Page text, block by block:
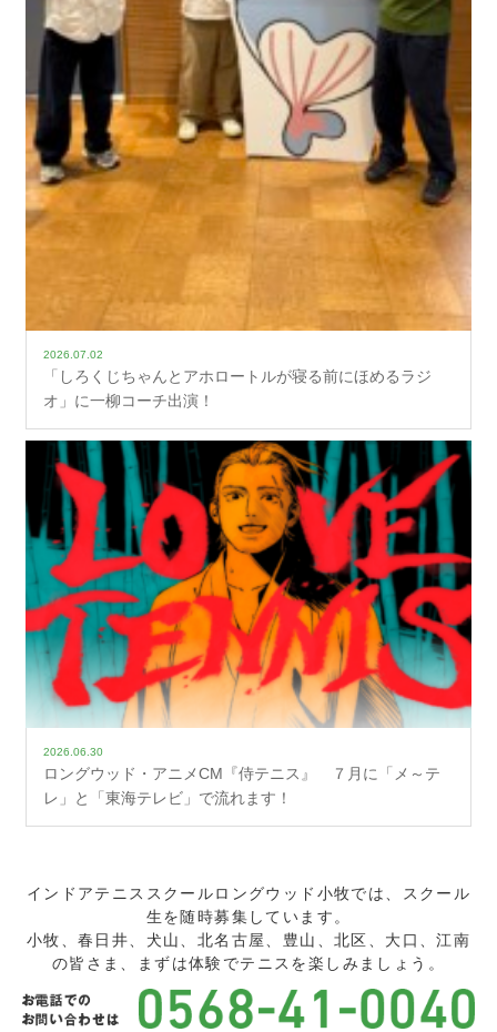
2026.07.02
「しろくじちゃんとアホロートルが寝る前にほめるラジ
オ」に一柳コーチ出演！
2026.06.30
ロングウッド・アニメCM『侍テニス』 ７月に「メ～テ
レ」と「東海テレビ」で流れます！
インドアテニススクールロングウッド小牧では、スクール
生を随時募集しています。
小牧、春日井、犬山、北名古屋、豊山、北区、大口、江南
の皆さま、まずは体験でテニスを楽しみましょう。